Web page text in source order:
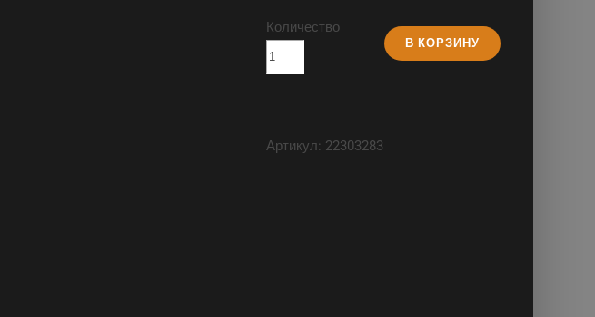
Количество
В КОРЗИНУ
Артикул: 22303283